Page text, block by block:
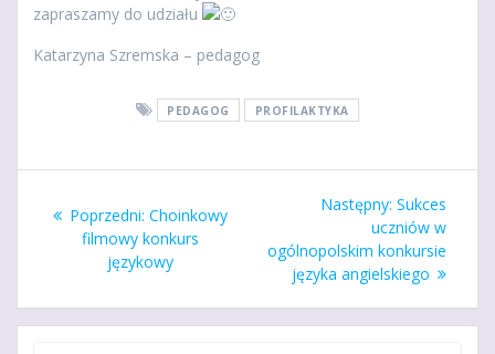
zapraszamy do udziału
Katarzyna Szremska – pedagog
PEDAGOG PROFILAKTYKA
wpisu
Poprzedni: Poprzedni
wpis:
Choinkowy
filmowy konkurs
językowy
Następny: Następny
wpis:
Sukces
uczniów w
ogólnopolskim konkursie
języka angielskiego